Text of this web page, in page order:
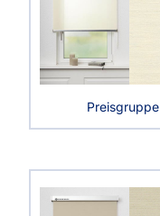
Preisgruppe